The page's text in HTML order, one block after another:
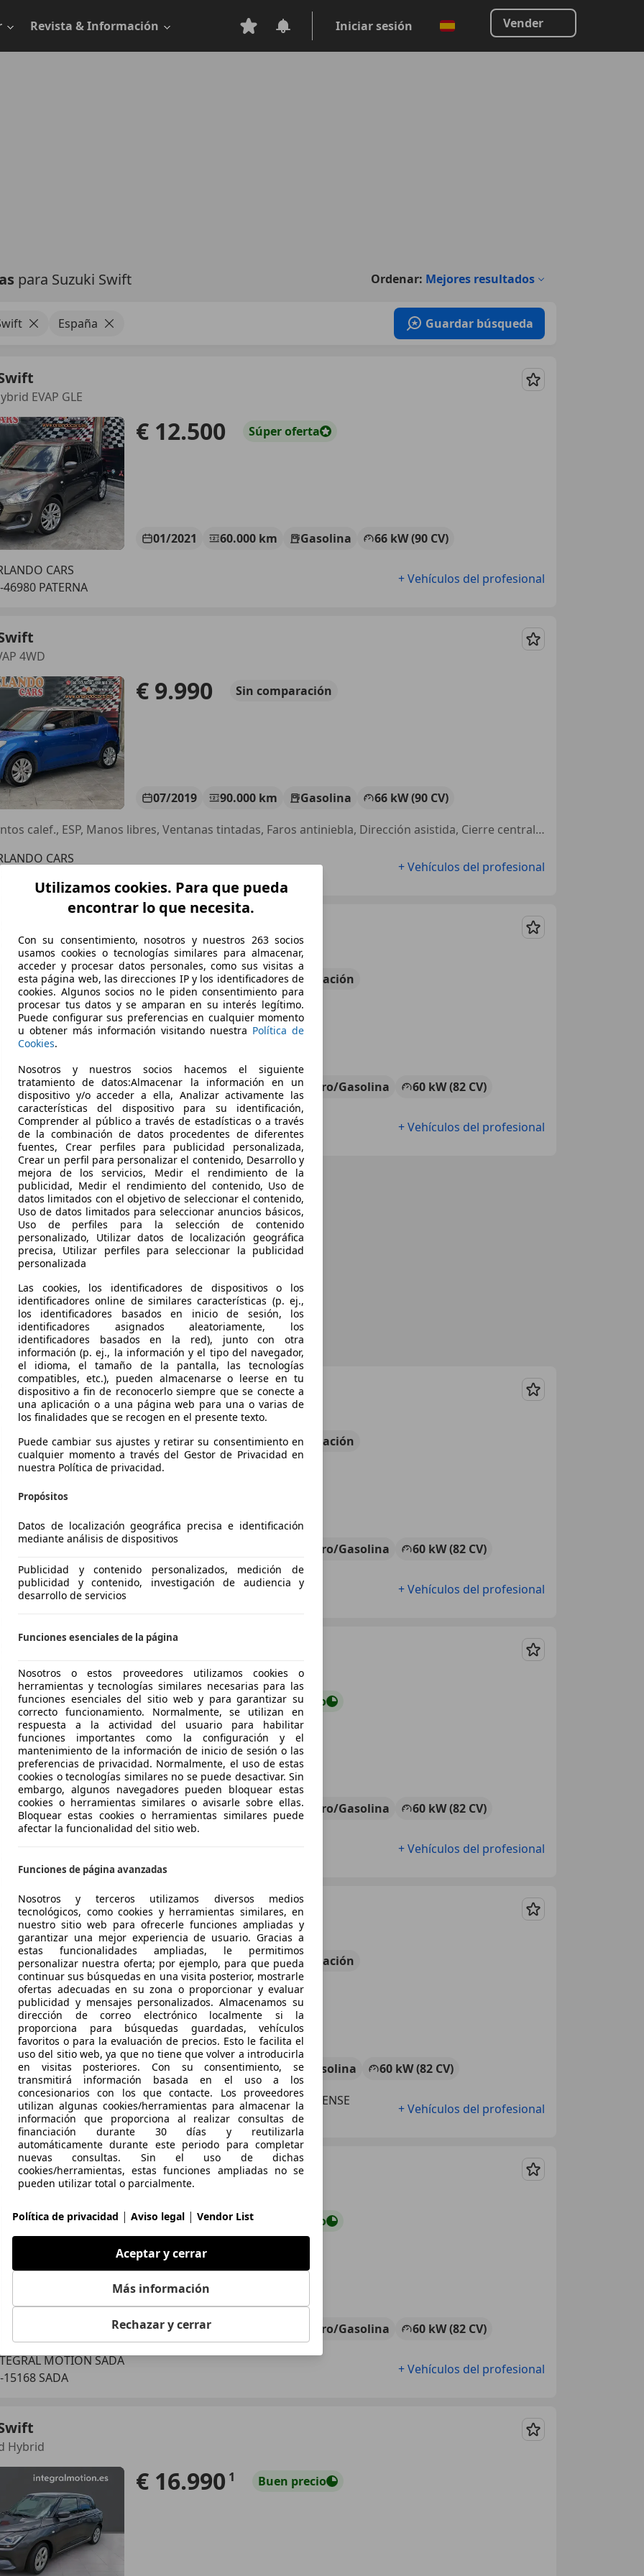
Revista & Información Iniciar sesión Vender
para Suzuki Swift Ordenar: Mejores resultados
España Guardar búsqueda
EVAP GLE
Guardar
€ 12.500 Súperoferta
01/2021 60.000 km Gasolina
66 kW (90 CV)
CARS
46980 PATERNA
+ Vehículos del profesional
4WD
Guardar
€ 9.990 Sin comparación
07/2019 90.000 km Gasolina
66 kW (90 CV)
4WD, Asientos calef., ESP, Manos libres, Ventanas tintadas, Faros antiniebla, Dirección asistida, Cierre centralizado
CARS
46980 PATERNA
+ Vehículos del profesional
Hybrid
Guardar
€ 16.9001 Sincomparación
05/2025 4.295 km Electro/Gasolina
60 kW (82 CV)
MOTION CIUDAD DEL AUTOMÓVIL
28914 LEGANES
+ Vehículos del profesional
Hybrid 4WD
Guardar
€ 17.9001 Sincomparación
Electro/Gasolina
60 kW (82 CV)
MOTION GIJÓN
33211 GIJÓN
+ Vehículos del profesional
Hybrid
Guardar
€ 16.9901 Buen precio
06/2026 5.800 km Electro/Gasolina
60 kW (82 CV)
MOTION SADA
15168 SADA
+ Vehículos del profesional
Hybrid
Guardar
€ 22.0471 Sin comparación
- (Año) - km Electro/Gasolina
60 kW (82 CV)
AUTOMOCIÓN : CONCESIONARIO OFICIAL SUZUKI OURENSE
32915 SAN CIBRAO DAS VIÑAS
+ Vehículos del profesional
Hybrid
Guardar
€ 16.990 1 precio
06/2026 Electro/Gasolina
60 kW (82 CV)
MOTION SADA
15168 SADA
+ Vehículos del profesional
Hybrid
Guardar
€ 16.990 1 Buen precio
Utilizamos cookies. Para que pueda
encontrar lo que necesita.
Con su consentimiento, nosotros y nuestros 263 socios
usamos cookies o tecnologías similares para almacenar,
acceder y procesar datos personales, como sus visitas a
esta página web, las direcciones IP y los identificadores de
cookies. Algunos socios no le piden consentimiento para
procesar tus datos y se amparan en su interés legítimo.
Puede configurar sus preferencias en cualquier momento
u obtener más información visitando nuestra Política de
Cookies.
Nosotros y nuestros socios hacemos el siguiente
tratamiento de datos:Almacenar la información en un
dispositivo y/o acceder a ella, Analizar activamente las
características del dispositivo para su identificación,
Comprender al público a través de estadísticas o a través
de la combinación de datos procedentes de diferentes
fuentes, Crear perfiles para publicidad personalizada,
Crear un perfil para personalizar el contenido, Desarrollo y
mejora de los servicios, Medir el rendimiento de la
publicidad, Medir el rendimiento del contenido, Uso de
datos limitados con el objetivo de seleccionar el contenido,
Uso de datos limitados para seleccionar anuncios básicos,
Uso de perfiles para la selección de contenido
personalizado, Utilizar datos de localización geográfica
precisa, Utilizar perfiles para seleccionar la publicidad
personalizada
Las cookies, los identificadores de dispositivos o los
identificadores online de similares características (p. ej.,
los identificadores basados en inicio de sesión, los
identificadores asignados aleatoriamente, los
identificadores basados en la red), junto con otra
información (p. ej., la información y el tipo del navegador,
el idioma, el tamaño de la pantalla, las tecnologías
compatibles, etc.), pueden almacenarse o leerse en tu
dispositivo a fin de reconocerlo siempre que se conecte a
una aplicación o a una página web para una o varias de
los finalidades que se recogen en el presente texto.
Puede cambiar sus ajustes y retirar su consentimiento en
cualquier momento a través del Gestor de Privacidad en
nuestra Política de privacidad.
Propósitos
Datos de localización geográfica precisa e identificación
mediante análisis de dispositivos
Publicidad y contenido personalizados, medición de
publicidad y contenido, investigación de audiencia y
desarrollo de servicios
Funciones esenciales de la página
Nosotros o estos proveedores utilizamos cookies o
herramientas y tecnologías similares necesarias para las
funciones esenciales del sitio web y para garantizar su
correcto funcionamiento. Normalmente, se utilizan en
respuesta a la actividad del usuario para habilitar
funciones importantes como la configuración y el
mantenimiento de la información de inicio de sesión o las
preferencias de privacidad. Normalmente, el uso de estas
cookies o tecnologías similares no se puede desactivar. Sin
embargo, algunos navegadores pueden bloquear estas
cookies o herramientas similares o avisarle sobre ellas.
Bloquear estas cookies o herramientas similares puede
afectar la funcionalidad del sitio web.
Funciones de página avanzadas
Nosotros y terceros utilizamos diversos medios
tecnológicos, como cookies y herramientas similares, en
nuestro sitio web para ofrecerle funciones ampliadas y
garantizar una mejor experiencia de usuario. Gracias a
estas funcionalidades ampliadas, le permitimos
personalizar nuestra oferta; por ejemplo, para que pueda
continuar sus búsquedas en una visita posterior, mostrarle
ofertas adecuadas en su zona o proporcionar y evaluar
publicidad y mensajes personalizados. Almacenamos su
dirección de correo electrónico localmente si la
proporciona para búsquedas guardadas, vehículos
favoritos o para la evaluación de precios. Esto le facilita el
uso del sitio web, ya que no tiene que volver a introducirla
en visitas posteriores. Con su consentimiento, se
transmitirá información basada en el uso a los
concesionarios con los que contacte. Los proveedores
utilizan algunas cookies/herramientas para almacenar la
información que proporciona al realizar consultas de
financiación durante 30 días y reutilizarla
automáticamente durante este periodo para completar
nuevas consultas. Sin el uso de dichas
cookies/herramientas, estas funciones ampliadas no se
pueden utilizar total o parcialmente.
Política de privacidad | Aviso legal | Vendor List
Aceptar y cerrar
Más información
Rechazar y cerrar